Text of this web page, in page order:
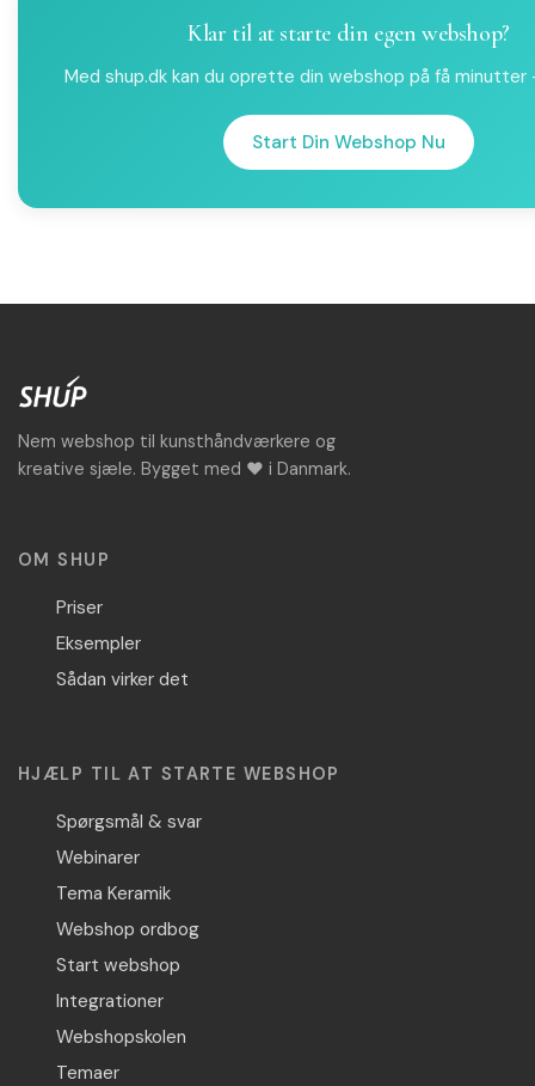
Klar til at starte din egen webshop?
Med shup.dk kan du oprette din webshop på få
Start Din Webshop Nu
Nem webshop til kunsthåndværkere og
kreative sjæle. Bygget med ♥ i Danmark.
OM SHUP
Priser
Eksempler
Sådan virker det
HJÆLP TIL AT STARTE WEBSHOP
Spørgsmål & svar
Webinarer
Tema Keramik
Webshop ordbog
Start webshop
Integrationer
Webshopskolen
Temaer